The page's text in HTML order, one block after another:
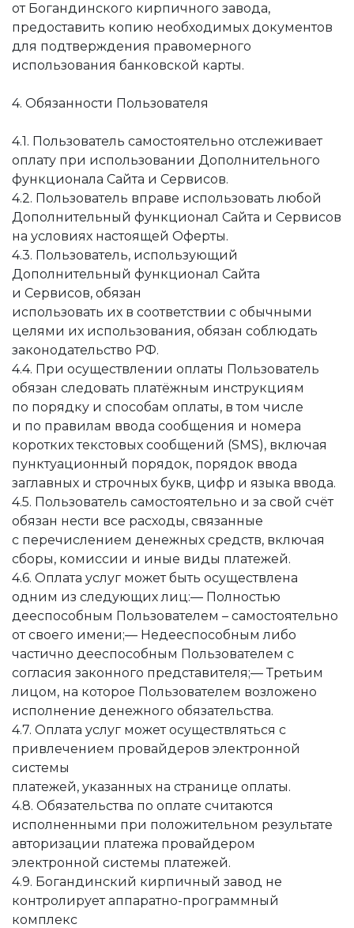
от Богандинского кирпичного завода,
предоставить копию необходимых документов
для подтверждения правомерного
использования банковской карты.
4. Обязанности Пользователя
4.1. Пользователь самостоятельно отслеживает
оплату при использовании Дополнительного
функционала Сайта и Сервисов.
4.2. Пользователь вправе использовать любой
Дополнительный функционал Сайта и Сервисов
на условиях настоящей Оферты.
4.3. Пользователь, использующий
Дополнительный функционал Сайта
и Сервисов, обязан
использовать их в соответствии с обычными
целями их использования, обязан соблюдать
законодательство РФ.
4.4. При осуществлении оплаты Пользователь
обязан следовать платёжным инструкциям
по порядку и способам оплаты, в том числе
и по правилам ввода сообщения и номера
коротких текстовых сообщений (SMS), включая
пунктуационный порядок, порядок ввода
заглавных и строчных букв, цифр и языка ввода.
4.5. Пользователь самостоятельно и за свой счёт
обязан нести все расходы, связанные
с перечислением денежных средств, включая
сборы, комиссии и иные виды платежей.
4.6. Оплата услуг может быть осуществлена
одним из следующих лиц:— Полностью
дееспособным Пользователем – самостоятельно
от своего имени;— Недееспособным либо
частично дееспособным Пользователем с
согласия законного представителя;— Третьим
лицом, на которое Пользователем возложено
исполнение денежного обязательства.
4.7. Оплата услуг может осуществляться с
привлечением провайдеров электронной
системы
платежей, указанных на странице оплаты.
4.8. Обязательства по оплате считаются
исполненными при положительном результате
авторизации платежа провайдером
электронной системы платежей.
4.9. Богандинский кирпичный завод не
контролирует аппаратно-программный
комплекс